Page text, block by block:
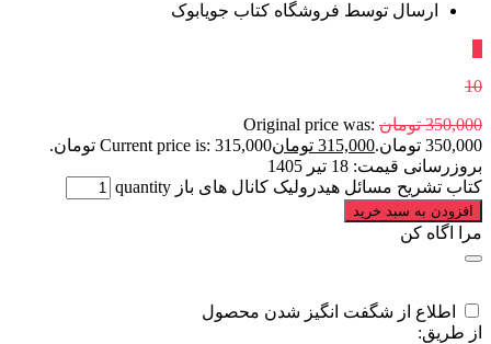
ارسال توسط فروشگاه کتاب جویابوک
10
350,000 تومان Original price was:
350,000 تومان.
315,000 تومانCurrent price is: 315,000 تومان.
بروزرسانی قیمت: 18 تیر 1405
کتاب تشریح مسائل هیدرولیک کانال های باز quantity
افزودن به سبد خرید
مرا اگاه کن
اطلاع از شگفت انگیز شدن محصول
از طریق: